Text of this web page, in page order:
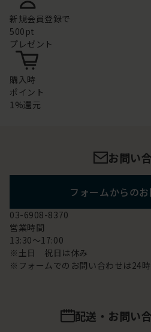
新規会員登録で
500pt
プレゼント
購入時
ポイント
1%還元
お問い
フォームからの
03-6908-8370
営業時間
13:30～17:00
※土日 祝日は休み
※フォームでのお問い合わせは24時
配送・お問い